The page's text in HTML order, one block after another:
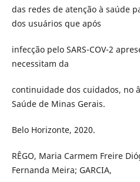
das redes de atenção à saúde
dos usuários que após
infecção pelo SARS-COV-2
necessitam da
continuidade dos cuidados, no
Saúde de Minas Gerais.
Belo Horizonte, 2020.
RÊGO, Maria Carmem Freire
Fernanda Meira; GARCIA,